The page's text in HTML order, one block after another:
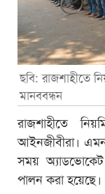
ছবি: রাজশাহীতে
মানববন্ধন
রাজশাহীতে
আইনজীবীরা।
সময়
পালন করা হয়েছে।